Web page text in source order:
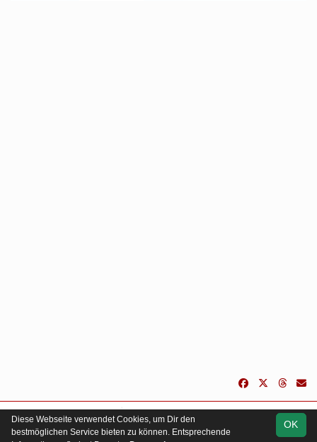
soccero.de
OK
Diese Webseite verwendet Cookies, um Dir den
bestmöglichen Service bieten zu können. Entsprechende